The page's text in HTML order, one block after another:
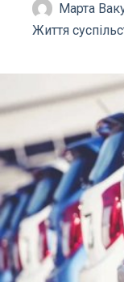
Марта
Життя